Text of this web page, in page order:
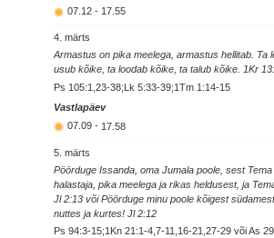
07.12 - 17.55
4. märts
Armastus on pika meelega, armastus hellitab. Ta
usub kõike, ta loodab kõike, ta talub kõike. 1Kr
Ps 105:1,23-38;Lk 5:33-39;1Tm 1:14-15
Vastlapäev
07.09 - 17.58
5. märts
Pöörduge Issanda, oma Jumala poole, sest
halastaja, pika meelega ja rikas heldusest, ja
Jl 2:13 või Pöörduge minu poole kõigest
nuttes ja kurtes! Jl 2:12
Ps 94:3-15;1Kn 21:1-4,7-11,16-21,27-29 või As